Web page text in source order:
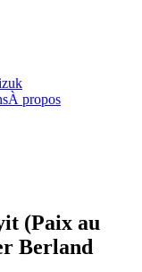
À propos
(Paix au
Berland